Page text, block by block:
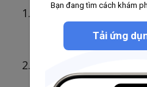
Token hết hạn ngắn
Bạn đang tìm cách khám
Tải ứng